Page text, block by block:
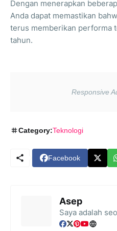
Dengan menerapkan
Anda dapat memastikan
terus memberikan performa
tahun.
Category:Teknologi
Facebook
Asep
Saya adalah